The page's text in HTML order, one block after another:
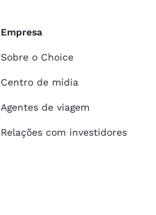
Empresa
Sobre o Choice
Centro de mídia
Agentes de viagem
Relações com investidores